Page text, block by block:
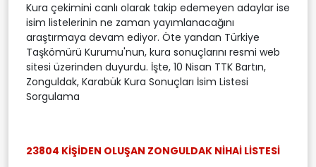
Kura çekimini canlı olarak takip edemeyen adaylar ise
isim listelerinin ne zaman yayımlanacağını
araştırmaya devam ediyor. Öte yandan Türkiye
Taşkömürü Kurumu'nun, kura sonuçlarını resmi web
sitesi üzerinden duyurdu. İşte, 10 Nisan TTK Bartın,
Zonguldak, Karabük Kura Sonuçları İsim Listesi
Sorgulama
23804 KİŞİDEN OLUŞAN ZONGULDAK NİHAİ LİSTESİ